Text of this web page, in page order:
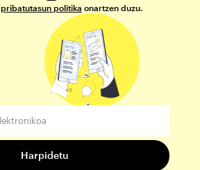
pribatutasun politika onartzen duzu.